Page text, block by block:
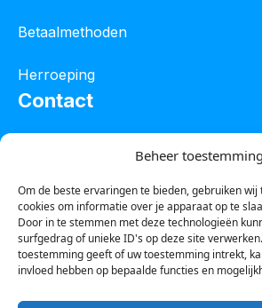
Beheer toestemming
Om de beste ervaringen te bieden, gebruiken wij
cookies om informatie over je apparaat op te
Door in te stemmen met deze technologieën
surfgedrag of unieke ID's op deze site
toestemming geeft of uw toestemming intrekt,
invloed hebben op bepaalde functies en
Betaalmethoden
Herroeping
Contact
Tel :0850601800
Whatsapp : 0623388306